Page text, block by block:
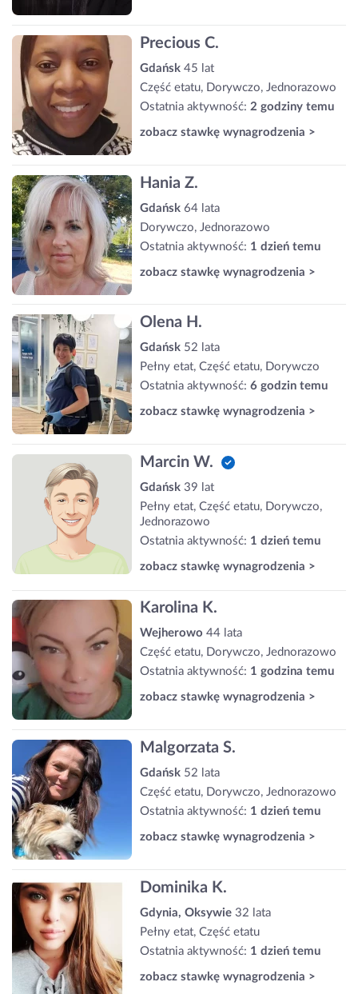
Precious C.
Gdańsk 45 lat
Część etatu, Dorywczo, Jednorazowo
Ostatnia aktywność: 2 godziny temu
zobacz stawkę wynagrodzenia >
Hania Z.
Gdańsk 64 lata
Dorywczo, Jednorazowo
Ostatnia aktywność: 1 dzień temu
zobacz stawkę wynagrodzenia >
Olena H.
Gdańsk 52 lata
Pełny etat, Część etatu, Dorywczo
Ostatnia aktywność: 6 godzin temu
zobacz stawkę wynagrodzenia >
Marcin W.
Gdańsk 39 lat
Pełny etat, Część etatu, Dorywczo,
Jednorazowo
Ostatnia aktywność: 1 dzień temu
zobacz stawkę wynagrodzenia >
Karolina K.
Wejherowo 44 lata
Część etatu, Dorywczo, Jednorazowo
Ostatnia aktywność: 1 godzina temu
zobacz stawkę wynagrodzenia >
Malgorzata S.
Gdańsk 52 lata
Część etatu, Dorywczo, Jednorazowo
Ostatnia aktywność: 1 dzień temu
zobacz stawkę wynagrodzenia >
Dominika K.
Gdynia, Oksywie 32 lata
Pełny etat, Część etatu
Ostatnia aktywność: 1 dzień temu
zobacz stawkę wynagrodzenia >